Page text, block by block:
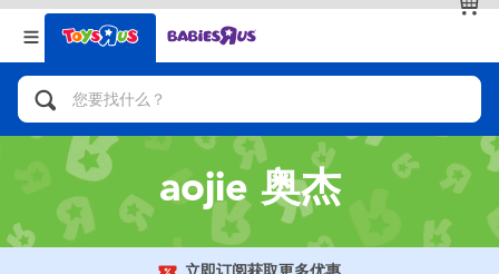
返回
分类目录
人气英雄，角色扮演，射击玩具
自行车，滑板车，骑乘车
拼砌组合及乐高LEGO
返回
品牌
查看全部
aojie 奥杰